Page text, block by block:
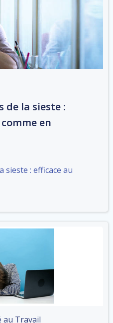
de la sieste :
en
sieste : efficace au
au Travail